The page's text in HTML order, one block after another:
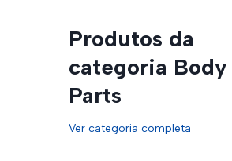
Produtos da
categoria Body
Parts
Ver categoria completa